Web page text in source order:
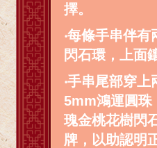
擇。
‧每條手串伴有
閃石環，上面
‧手串尾部穿上
5mm鴻運圓珠
瑰金桃花樹閃
牌，以助認明